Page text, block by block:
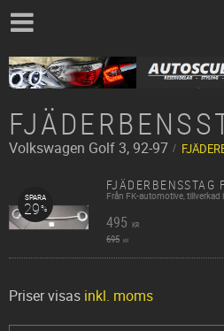
Volkswagen Golf 3, 92-97
Från FK-automotive, tillverkad
495 KR
695 KR
SPARA
29%
Priser visas inkl. moms